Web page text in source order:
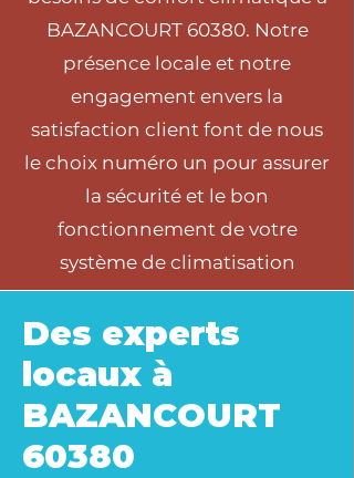
BAZANCOURT 60380. Notre
présence locale et notre
engagement envers la
satisfaction client font de nous
le choix numéro un pour assurer
la sécurité et le bon
fonctionnement de votre
système de climatisation
Des experts
locaux à
BAZANCOURT
60380